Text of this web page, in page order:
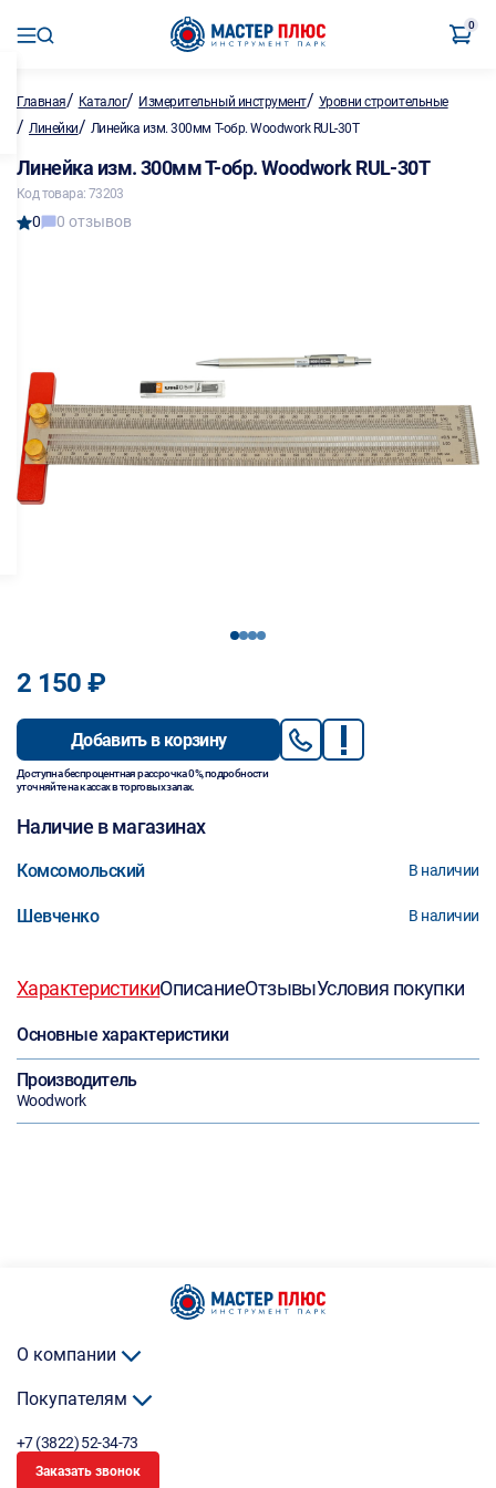
0
Главная/ Каталог/ Измерительный инструмент/ Уровни строительные
/ Линейки/ Линейка изм. 300мм Т-обр. Woodwork RUL-30T
Линейка изм. 300мм Т-обр. Woodwork RUL-30T
Код товара: 73203
0 0 отзывов
1234
2 150 ₽
Добавить в корзину
Доступна беспроцентная рассрочка 0%, подробности
уточняйте на кассах в торговых залах.
Наличие в магазинах
Комсомольский В наличии
Шевченко В наличии
ХарактеристикиОписаниеОтзывыУсловия покупки
Основные характеристики
Производитель
Woodwork
О компании
Покупателям
+7 (3822) 52-34-73
Заказать звонок